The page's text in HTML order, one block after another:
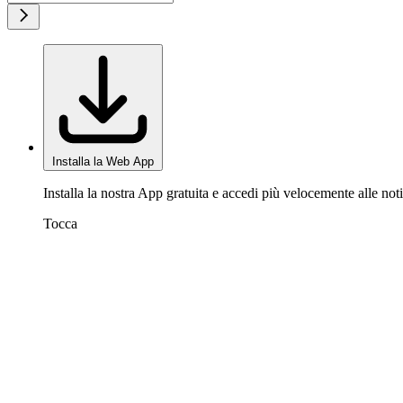
Installa la Web App
Installa la nostra App gratuita e accedi più velocemente alle
Tocca